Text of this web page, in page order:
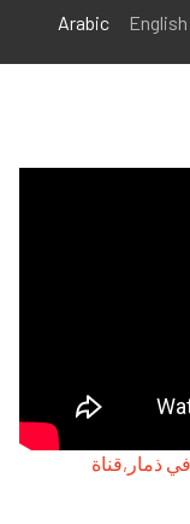
English
Arabic
ذمار,قناة